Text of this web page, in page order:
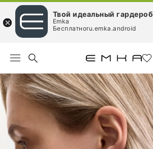
Твой идеальный гардероб
Emka
Бесплатноru.emka.android